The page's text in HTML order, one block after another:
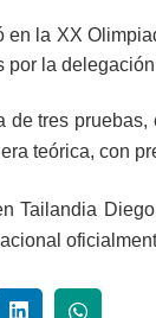
en la XX
por la
de tres
teórica, con
Tailandia